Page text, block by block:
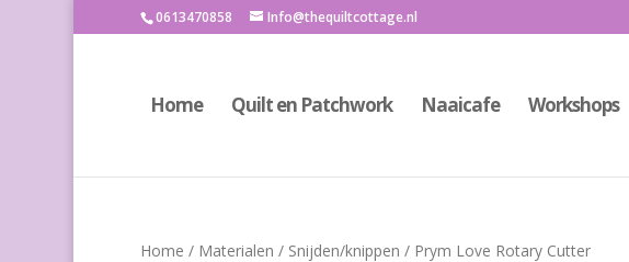
0613470858 Info@thequiltcottage.nl
Home Quilt en Patchwork Naaicafe Workshops
Home / Materialen / Snijden/knippen / Prym Love Rotary Cutter